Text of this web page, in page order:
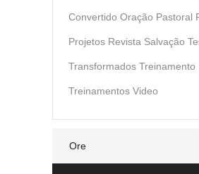
Convertido Oração Pastoral
Projetos Revista Salvação
Transformados Treinamento
Treinamentos Video
Ore